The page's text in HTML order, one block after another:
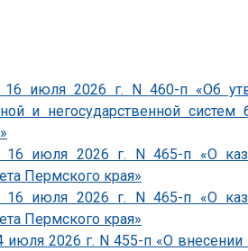
16 июля 2026 г. N 460-п «Об
и негосударственной систем
16 июля 2026 г. N 465-п «О
Пермского края»
16 июля 2026 г. N 465-п «О
Пермского края»
июля 2026 г. N 455-п «О